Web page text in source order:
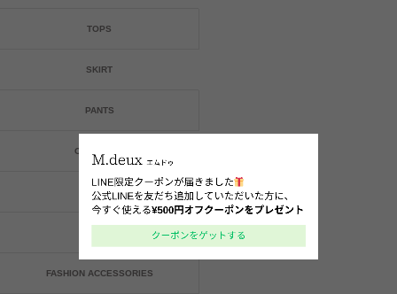
TOPS
SKIRT
PANTS
ONE-PIECE
BAG
FASHION ACCESSORIES